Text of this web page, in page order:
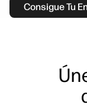
Consigue Tu